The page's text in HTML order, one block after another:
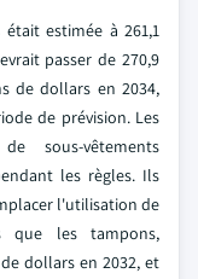
estimée à 261,1
passer de 270,9
de dollars en 2034,
de prévision. Les
sous-vêtements
les règles. Ils
l'utilisation de
que les tampons,
dollars en 2032, et